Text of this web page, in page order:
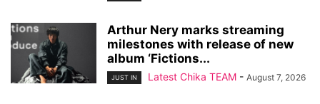
Arthur Nery marks streaming
milestones with release of new
album ‘Fictions...
JUST IN Latest Chika TEAM - August 7, 2026